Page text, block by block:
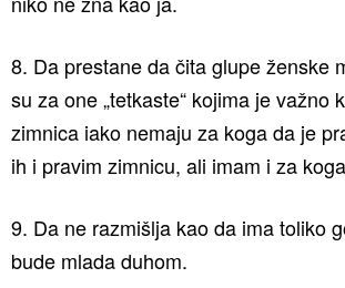
8. Da prestane da čita glupe ženske
su za one „tetkaste“ kojima je važno
zimnica iako nemaju za koga da je
ih i pravim zimnicu, ali imam i za
9. Da ne razmišlja kao da ima toliko
bude mlada duhom.